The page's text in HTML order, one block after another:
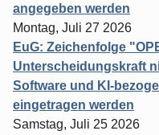
angegeben werden
Montag, Juli 27 2026
EuG: Zeichenfolge
Unterscheidungskraft
Software und KI-
eingetragen werden
Samstag, Juli 25 2026